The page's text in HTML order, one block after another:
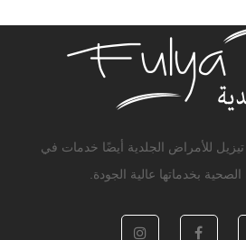
تيزيل للأمراض الجلدية أيضًا خدمات في
بخدماتها عالية الجودة.